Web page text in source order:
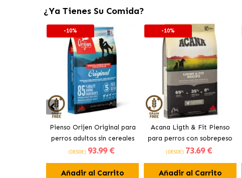
¿Ya Tienes Su Comida?
-10%
Pienso Orijen Original para
perros adultos sin cereales
de pollo
(DESDE) 93.99 €
Añadir al Carrito
-10%
Acana Ligth & Fit Pienso
para perros con sobrepeso
con pollo fresco
(DESDE) 73.69 €
Añadir al Carrito